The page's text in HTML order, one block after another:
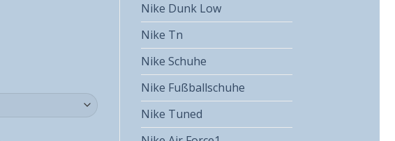
Nike Dunk Low
Nike Tn
Nike Schuhe
Nike Fußballschuhe
Nike Tuned